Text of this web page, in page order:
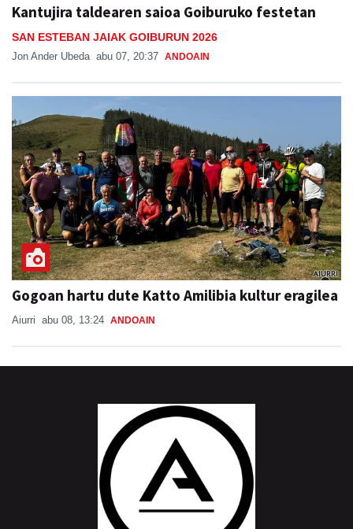
Kantujira taldearen saioa Goiburuko festetan
SAN ESTEBAN JAIAK GOIBURUN 2026
Jon Ander Ubeda abu 07, 20:37 ANDOAIN
Gogoan hartu dute Katto Amilibia kultur eragilea
Aiurri abu 08, 13:24 ANDOAIN